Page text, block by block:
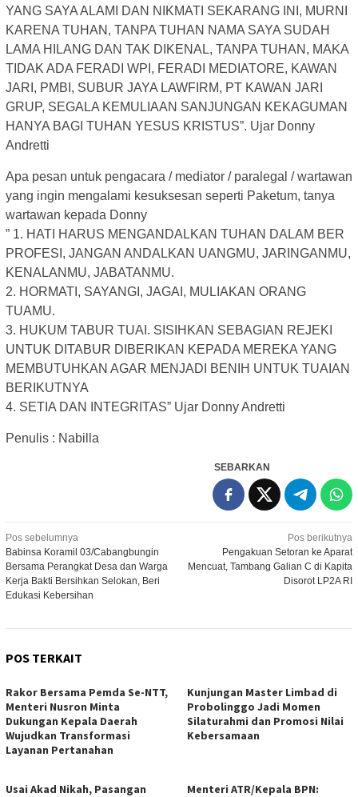
YANG SAYA ALAMI DAN NIKMATI SEKARANG INI, MURNI
KARENA TUHAN, TANPA TUHAN NAMA SAYA SUDAH
LAMA HILANG DAN TAK DIKENAL, TANPA TUHAN, MAKA
TIDAK ADA FERADI WPI, FERADI MEDIATORE, KAWAN
JARI, PMBI, SUBUR JAYA LAWFIRM, PT KAWAN JARI
GRUP, SEGALA KEMULIAAN SANJUNGAN KEKAGUMAN
HANYA BAGI TUHAN YESUS KRISTUS”. Ujar Donny
Andretti
Apa pesan untuk pengacara / mediator / paralegal / wartawan
yang ingin mengalami kesuksesan seperti Paketum, tanya
wartawan kepada Donny
” 1. HATI HARUS MENGANDALKAN TUHAN DALAM BER
PROFESI, JANGAN ANDALKAN UANGMU, JARINGANMU,
KENALANMU, JABATANMU.
2. HORMATI, SAYANGI, JAGAI, MULIAKAN ORANG
TUAMU.
3. HUKUM TABUR TUAI. SISIHKAN SEBAGIAN REJEKI
UNTUK DITABUR DIBERIKAN KEPADA MEREKA YANG
MEMBUTUHKAN AGAR MENJADI BENIH UNTUK TUAIAN
BERIKUTNYA
4. SETIA DAN INTEGRITAS” Ujar Donny Andretti
Penulis : Nabilla
SEBARKAN
Navigasi
pos
Pos sebelumnya
Babinsa Koramil 03/Cabangbungin
Bersama Perangkat Desa dan Warga
Kerja Bakti Bersihkan Selokan, Beri
Edukasi Kebersihan
Pos berikutnya
Pengakuan Setoran ke Aparat
Mencuat, Tambang Galian C di Kapita
Disorot LP2A RI
POS TERKAIT
Rakor Bersama Pemda Se-NTT,
Menteri Nusron Minta
Dukungan Kepala Daerah
Wujudkan Transformasi
Layanan Pertanahan
Kunjungan Master Limbad di
Probolinggo Jadi Momen
Silaturahmi dan Promosi Nilai
Kebersamaan
Usai Akad Nikah, Pasangan
Menteri ATR/Kepala BPN: